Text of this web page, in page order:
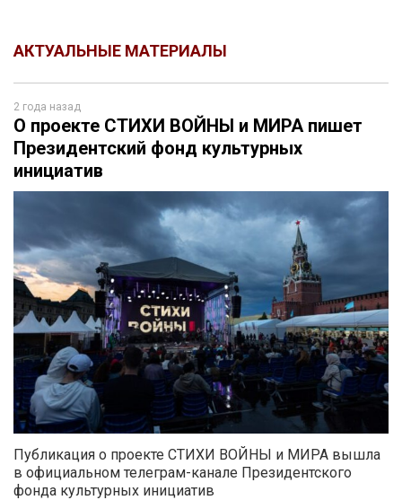
АКТУАЛЬНЫЕ МАТЕРИАЛЫ
2 года назад
О проекте СТИХИ ВОЙНЫ и МИРА пишет
Президентский фонд культурных
инициатив
Публикация о проекте СТИХИ ВОЙНЫ и МИРА вышла
в официальном телеграм-канале Президентского
фонда культурных инициатив